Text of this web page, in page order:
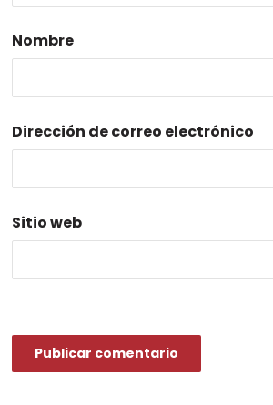
Nombre
Dirección de correo electrónico
Sitio web